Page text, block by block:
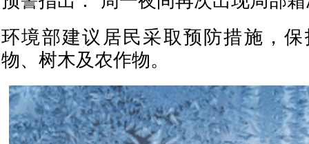
环境部建议居民采取预防措施，
物、树木及农作物。